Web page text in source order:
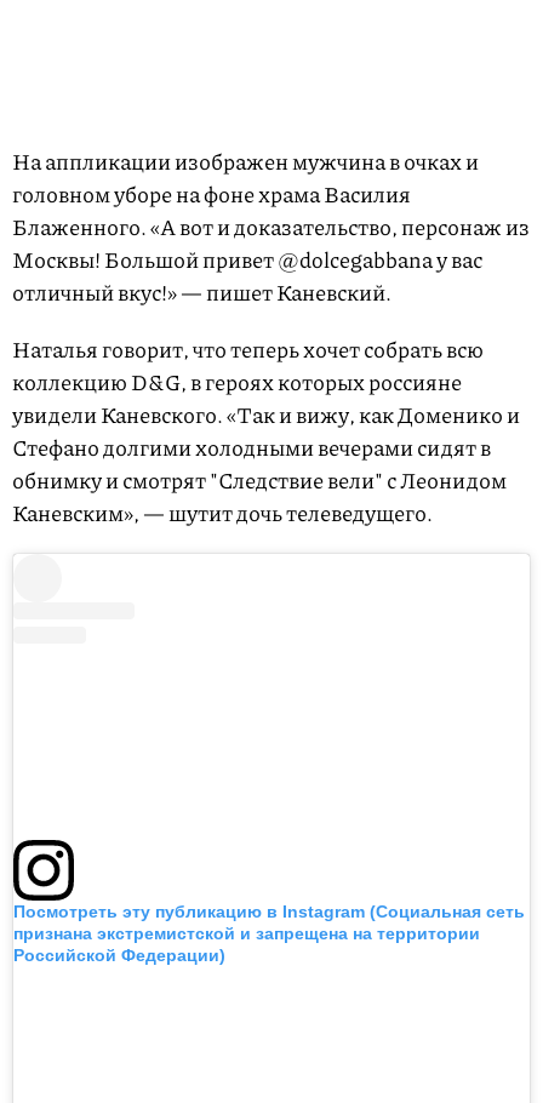
На аппликации изображен мужчина в очках и
головном уборе на фоне храма Василия
Блаженного. «А вот и доказательство, персонаж из
Москвы! Большой привет @dolcegabbana у вас
отличный вкус!» — пишет Каневский.
Наталья говорит, что теперь хочет собрать всю
коллекцию D&G, в героях которых россияне
увидели Каневского. «Так и вижу, как Доменико и
Стефано долгими холодными вечерами сидят в
обнимку и смотрят "Следствие вели" с Леонидом
Каневским», — шутит дочь телеведущего.
Посмотреть эту публикацию в Instagram (Социальная сеть
признана экстремистской и запрещена на территории
Российской Федерации)